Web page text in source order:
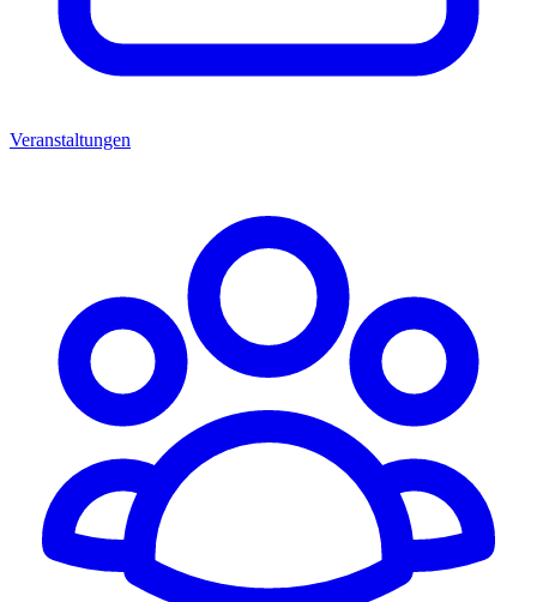
Veranstaltungen